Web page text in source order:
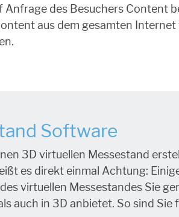
Anfrage des Besuchers Content
aus dem gesamten
Software
3D virtuellen Messestand
es direkt einmal Achtung:
virtuellen Messestandes Sie
auch in 3D anbietet. So sind